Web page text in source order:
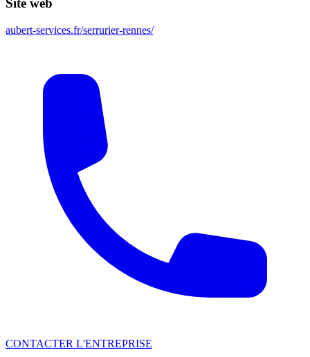
Site web
aubert-services.fr/serrurier-rennes/
CONTACTER L'ENTREPRISE